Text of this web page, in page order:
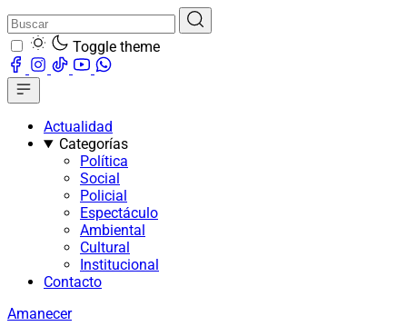
Toggle theme
Actualidad
Categorías
Política
Social
Policial
Espectáculo
Ambiental
Cultural
Institucional
Contacto
Amanecer